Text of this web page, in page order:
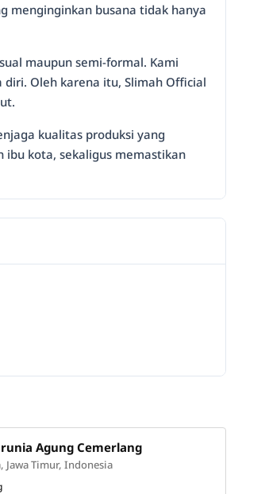
menginginkan busana tidak hanya
maupun semi-formal. Kami
Oleh karena itu, Slimah Official
kualitas produksi yang
ibu kota, sekaligus memastikan
Agung Cemerlang
Jawa Timur, Indonesia